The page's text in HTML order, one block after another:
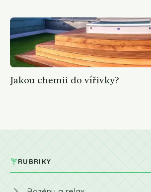
Jakou chemii do vířivky?
RUBRIKY